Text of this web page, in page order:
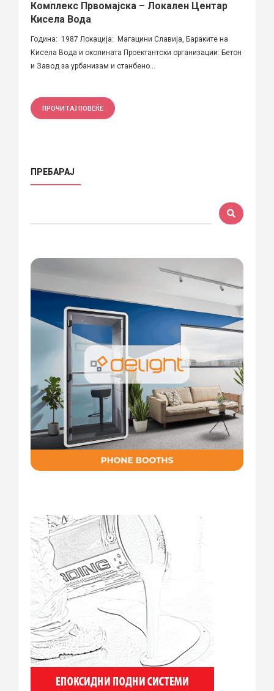
Комплекс Првомајска – Локален Центар
Кисела Вода
Година: 1987 Локација: Магацини Славија, Бараките на
Кисела Вода и околината Проектантски организации: Бетон
и Завод за урбанизам и станбено...
ПРОЧИТАЈ ПОВЕЌЕ
ПРЕБАРАЈ